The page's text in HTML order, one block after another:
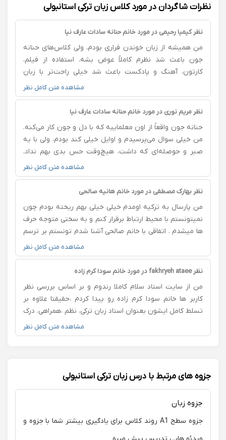
نظرات شاگردان در مورد کلاس زبان ترکی استانبولی
نظر کیمیا رحیمی در مورد خانم حنانه سادات عارف نیا
من همیشه از زبان خوندن فراری بودم، ولی کلاس‌های حنانه
جون باعث شد نظرم کاملاً عوض بشه. استفاده از فیلم،
کارتون، آهنگ و پادکست باعث شد خیلی راحت‌تر با زبان
ارتباط بگیرم. حس نمی‌کردم دارم درس می‌خونم، بیشتر شبیه
یه تجربه لذت‌بخش بود.واقعا به تک تکتون پیشنهاد میکنم
.علاوه بد روش تدریس خوبش و پک طلایی خیلی اممم خوش
اخلاق و مهربونه واقعا یدونس 💖💖💖
مشاهده متن کامل نظر
نظر مریم نوری در مورد خانم حنانه سادات عارف نیا
حنانه جون واقعاً از اون معلماییه که با دل و جون کار می‌کنه.
من خیلی سوال می‌پرسیدم و اوایل خیلی کند بودم، ولی با یه
صبر و حوصله‌ای که داشت، هیچ‌وقت حس بدی بهم نداد.
همیشه با آرامش توضیح می‌داد و تا وقتی کامل متوجه
نمی‌شدم، رها نمی‌کرد. این حس امنیتی که تو کلاسش داشتم
باعث شد جرأت کنم حرف بزنم و الان خیلی بهتر شدم.
مشاهده متن کامل نظر
نظر بهارک مصطفی در مورد خانم هانیه صالحی
من پارسال به ترکیه اومدم خیلی خیلی بهم ریخته بودم چون
نمیتونستم با محیط ارتباط برقرار کنم و به سختی متوجه حرف
ها میشدم . اتفاقی با خانم صالحی آشنا شدم تونستم بر ترسم
غلبه کنم و تونستم حرف بزنم و از اشتباه کردن نمیترسیدم و
توی این مدت فوق العاده کوتاه تونستم نگاهمو به گوش
دادن و حرف زدن تغییر بدم. ازشون بینهایت سپاسگذارم
مشاهده متن کامل نظر
نظر fakhryeh ataee در مورد خانم سودا کرم زاده
من از سایت استاد سلام کاملا رندوم و بر اساس بررسی نظر
کاربر ها خانم سودا کرم زاده رو پیدا کردم ،حقیقتا علاوه بر
تسلط کامل ایشون بعنوان استاد زبان ترکی، نظم ،همراهی، درک
متقابل و رفتار حرفه ای ایشون در طول مدتی که من و پسرم
شاگرد ایشون بودیم، مثال زدنی هست من کمال تشکر رو دارم
مشاهده متن کامل نظر
جزوه های مرتبط با درس زبان ترکی استانبولی
جزوه زبان
جزوه سطح A1 روند کلاس برای یادگیری بیشتر شما با جزوه و